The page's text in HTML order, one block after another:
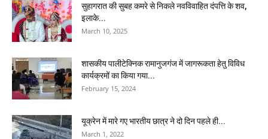
सुहागरात की सुबह कमरे से निकले नवविवाहित दंपत्ति के शव,
इलाके...
March 10, 2025
शासकीय पालीटेक्निक रामानुजगंज में जागरूकता हेतु विविध
कार्यक्रमों का किया गया...
February 15, 2024
यूक्रेन में मारे गए भारतीय छात्र ने दो दिन पहले ही...
March 1, 2022